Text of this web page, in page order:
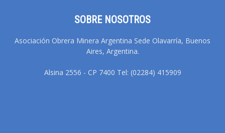
SOBRE NOSOTROS
Asociación Obrera Minera Argentina Sede Olavarría, Buenos
Aires, Argentina.
Alsina 2556 - CP 7400 Tel: (02284) 415909